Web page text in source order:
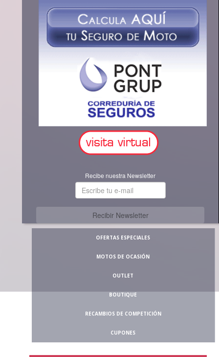
Recibe nuestra Newsletter
OFERTAS ESPECIALES
MOTOS DE OCASIÓN
OUTLET
BOUTIQUE
RECAMBIOS DE COMPETICIÓN
CUPONES